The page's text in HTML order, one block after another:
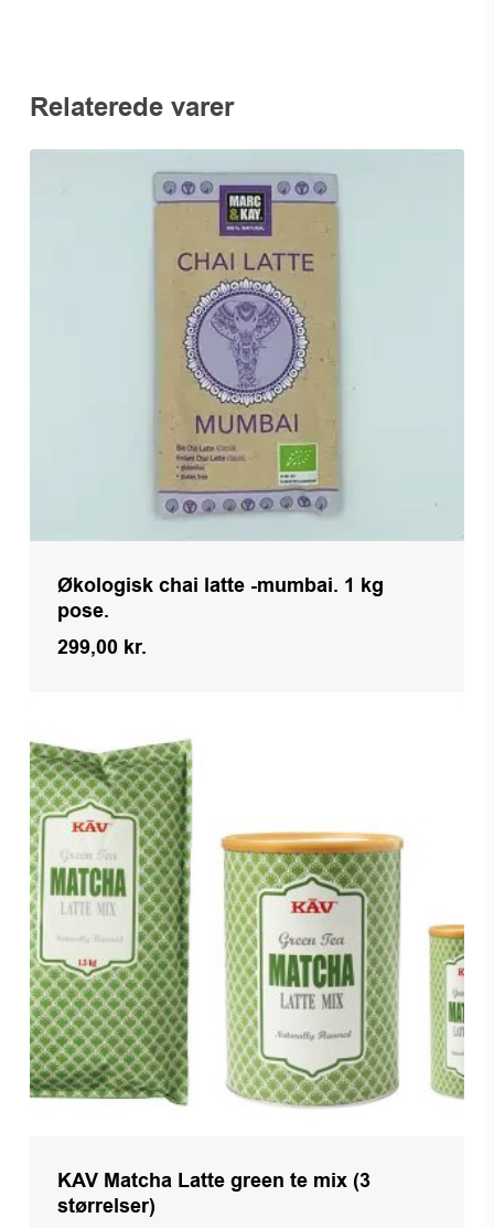
Relaterede varer
Økologisk chai latte -mumbai. 1 kg
pose.
299,00 kr.
KAV Matcha Latte green te mix (3
størrelser)